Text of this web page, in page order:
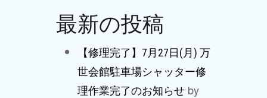
最新の投稿
【修理完了】7月27日(月) 万
世会館駐車場シャッター修
理作業完了のお知らせ by